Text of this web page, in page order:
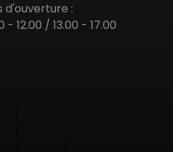
d'ouverture :
- 12.00 / 13.00 - 17.00